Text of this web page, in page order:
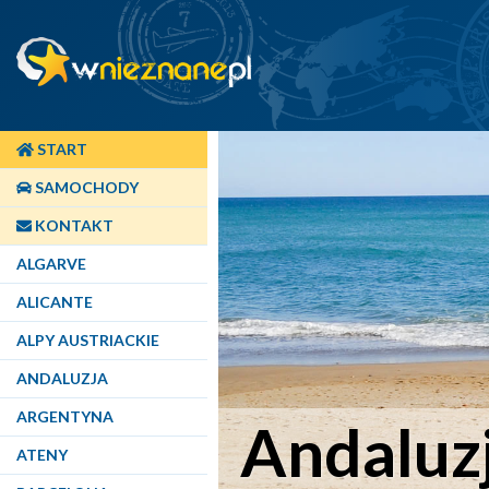
START
SAMOCHODY
KONTAKT
ALGARVE
ALICANTE
ALPY AUSTRIACKIE
ANDALUZJA
ARGENTYNA
ATENY